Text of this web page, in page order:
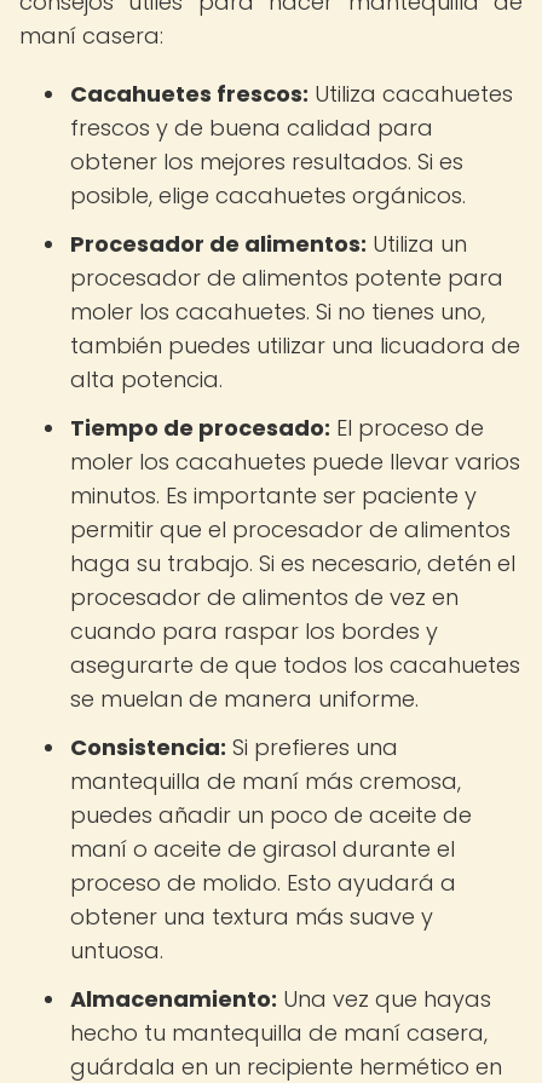
maní casera:
Cacahuetes frescos: Utiliza cacahuetes
frescos y de buena calidad para
obtener los mejores resultados. Si es
posible, elige cacahuetes orgánicos.
Procesador de alimentos: Utiliza un
procesador de alimentos potente para
moler los cacahuetes. Si no tienes uno,
también puedes utilizar una licuadora de
alta potencia.
Tiempo de procesado: El proceso de
moler los cacahuetes puede llevar varios
minutos. Es importante ser paciente y
permitir que el procesador de alimentos
haga su trabajo. Si es necesario, detén el
procesador de alimentos de vez en
cuando para raspar los bordes y
asegurarte de que todos los cacahuetes
se muelan de manera uniforme.
Consistencia: Si prefieres una
mantequilla de maní más cremosa,
puedes añadir un poco de aceite de
maní o aceite de girasol durante el
proceso de molido. Esto ayudará a
obtener una textura más suave y
untuosa.
Almacenamiento: Una vez que hayas
hecho tu mantequilla de maní casera,
guárdala en un recipiente hermético en